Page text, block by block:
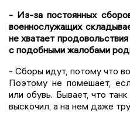
- Из-за постоянных
военнослужащих
не хватает
с подобными жалобами
- Сборы идут, потому что
Поэтому не помешает,
или обувь. Бывает, что
выскочил, а на нем даже